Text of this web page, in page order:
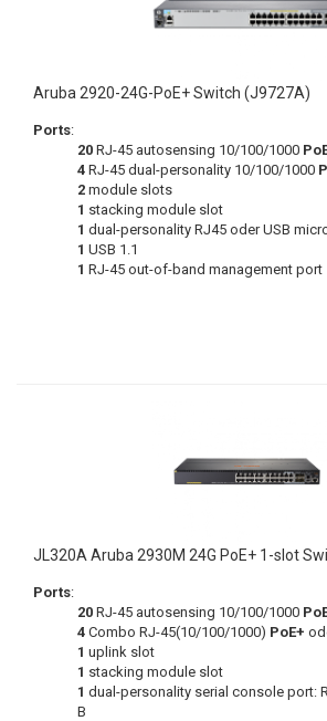
Aruba 2920-24G-PoE+ Switch (J9727A)
Ports:
20 RJ-45 autosensing 10/100/1000
4 RJ-45 dual-personality 10/100/1000
2 module slots
1 stacking module slot
1 dual-personality RJ45 oder USB
1 USB 1.1
1 RJ-45 out-of-band management port
JL320A Aruba 2930M 24G PoE+ 1-slot
Ports:
20 RJ-45 autosensing 10/100/1000
4 Combo RJ-45(10/100/1000) PoE+
1 uplink slot
1 stacking module slot
1 dual-personality serial console port:
B